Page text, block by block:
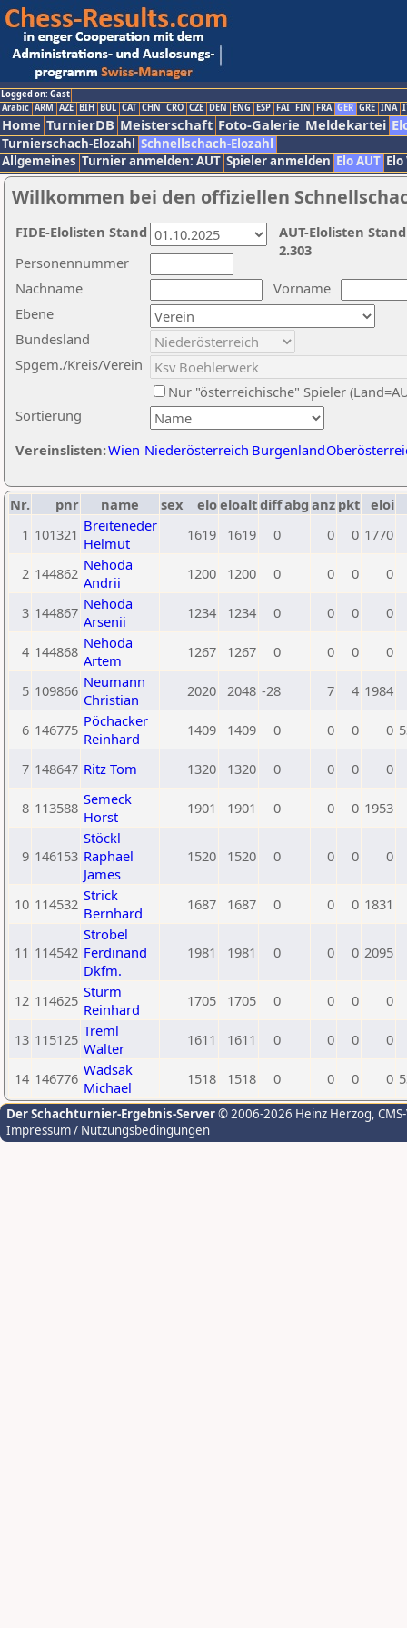
Logged on: Gast
Arabic ARM AZE BIH BUL CAT CHN CRO CZE DEN ENG ESP FAI FIN FRA GER GRE INA
Home TurnierDB Meisterschaft Foto-Galerie Meldekartei
Turnierschach-Elozahl Schnellschach-Elozahl
Allgemeines Turnier anmelden: AUT Spieler anmelden Elo AUT
Willkommen bei den offiziellen
Nachname
Vorname
Ebene
Sortierung
Personennummer
Bundesland
Spgem./Kreis/Verein
Nur "österreichische" Spieler
Vereinslisten:Wien Niederösterreich Burgenland
AUT-Elolisten
2.303
FIDE-Elolisten Stand
Nr. pnr name sex eloeloaltdiffabg anz pkt eloi
1 101321 Breiteneder
Helmut
1619 1619 0 0 0 1770
2 144862 Nehoda
Andrii
1200 1200 0 0 0 0
3 144867 Nehoda
Arsenii
1234 1234 0 0 0 0
4 144868 Nehoda
Artem
1267 1267 0 0 0 0
5 109866 Neumann
Christian
2020 2048 -28 7 4 1984
6 146775 Pöchacker
Reinhard
1409 1409 0 0 0 0
7 148647 Ritz Tom 1320 1320 0 0 0 0
8 113588 Semeck
Horst
1901 1901 0 0 0 1953
9 146153
Stöckl
Raphael
James
1520 1520 0 0 0 0
10 114532 Strick
Bernhard
1687 1687 0 0 0 1831
11 114542
Strobel
Ferdinand
Dkfm.
1981 1981 0 0 0 2095
12 114625 Sturm
Reinhard
1705 1705 0 0 0 0
13 115125 Treml
Walter
1611 1611 0 0 0 0
14 146776 Wadsak
Michael
1518 1518 0 0 0 0
Der Schachturnier-Ergebnis-Server© 2006-2026 Heinz Herzog,
Impressum / Nutzungsbedingungen